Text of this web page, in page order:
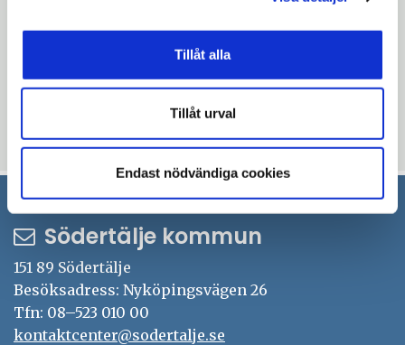
Tillåt alla
Tillåt urval
Endast nödvändiga cookies
Södertälje kommun
151 89 Södertälje
Besöksadress: Nyköpingsvägen 26
Tfn: 08–523 010 00
kontaktcenter@sodertalje.se